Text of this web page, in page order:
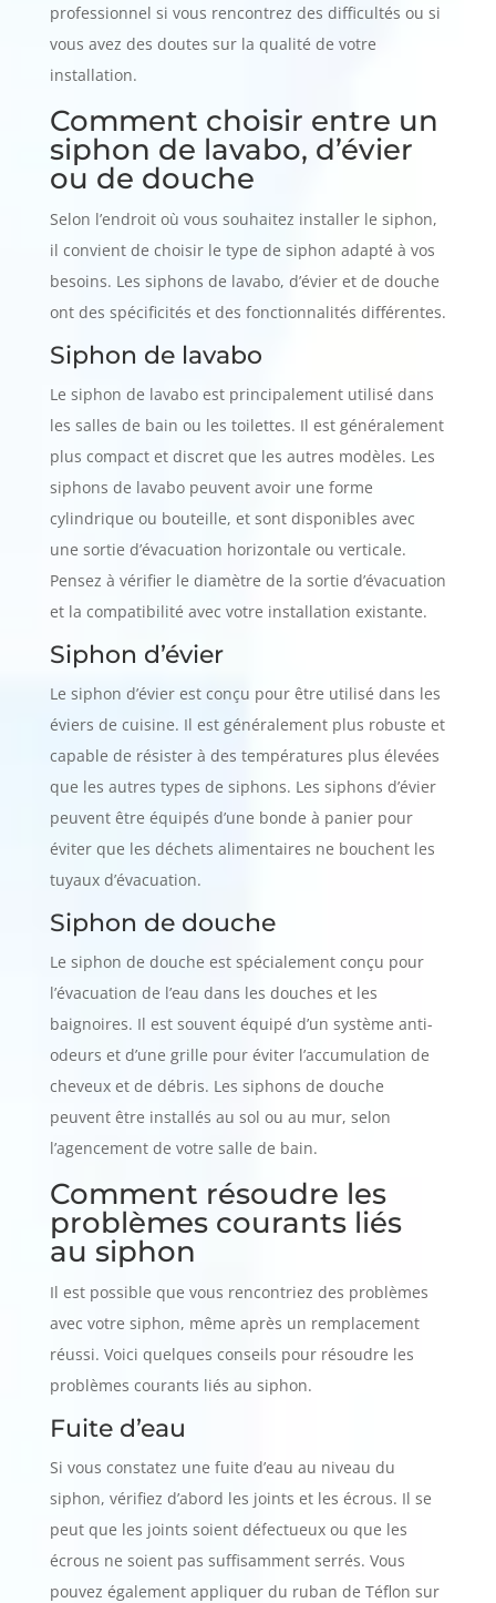
professionnel si vous rencontrez des difficultés ou si
vous avez des doutes sur la qualité de votre
installation.
Comment choisir entre un
siphon de lavabo, d’évier
ou de douche
Selon l’endroit où vous souhaitez installer le siphon,
il convient de choisir le type de siphon adapté à vos
besoins. Les siphons de lavabo, d’évier et de douche
ont des spécificités et des fonctionnalités différentes.
Siphon de lavabo
Le siphon de lavabo est principalement utilisé dans
les salles de bain ou les toilettes. Il est généralement
plus compact et discret que les autres modèles. Les
siphons de lavabo peuvent avoir une forme
cylindrique ou bouteille, et sont disponibles avec
une sortie d’évacuation horizontale ou verticale.
Pensez à vérifier le diamètre de la sortie d’évacuation
et la compatibilité avec votre installation existante.
Siphon d’évier
Le siphon d’évier est conçu pour être utilisé dans les
éviers de cuisine. Il est généralement plus robuste et
capable de résister à des températures plus élevées
que les autres types de siphons. Les siphons d’évier
peuvent être équipés d’une bonde à panier pour
éviter que les déchets alimentaires ne bouchent les
tuyaux d’évacuation.
Siphon de douche
Le siphon de douche est spécialement conçu pour
l’évacuation de l’eau dans les douches et les
baignoires. Il est souvent équipé d’un système anti-
odeurs et d’une grille pour éviter l’accumulation de
cheveux et de débris. Les siphons de douche
peuvent être installés au sol ou au mur, selon
l’agencement de votre salle de bain.
Comment résoudre les
problèmes courants liés
au siphon
Il est possible que vous rencontriez des problèmes
avec votre siphon, même après un remplacement
réussi. Voici quelques conseils pour résoudre les
problèmes courants liés au siphon.
Fuite d’eau
Si vous constatez une fuite d’eau au niveau du
siphon, vérifiez d’abord les joints et les écrous. Il se
peut que les joints soient défectueux ou que les
écrous ne soient pas suffisamment serrés. Vous
pouvez également appliquer du ruban de Téflon sur